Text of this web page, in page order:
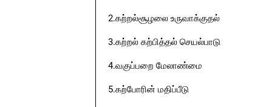
2.கற்றல்சூழலை உருவாக்குதல்
3.கற்றல் கற்பித்தல் செயல்பாடு
4.வகுப்பறை மேலாண்மை
5.கற்போரின் மதிப்பீடு